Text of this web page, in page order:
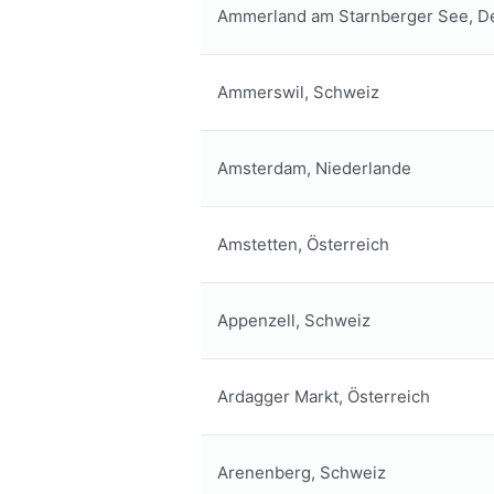
Ammerland am Starnberger See,
Ammerswil, Schweiz
Amsterdam, Niederlande
Amstetten, Österreich
Appenzell, Schweiz
Ardagger Markt, Österreich
Arenenberg, Schweiz